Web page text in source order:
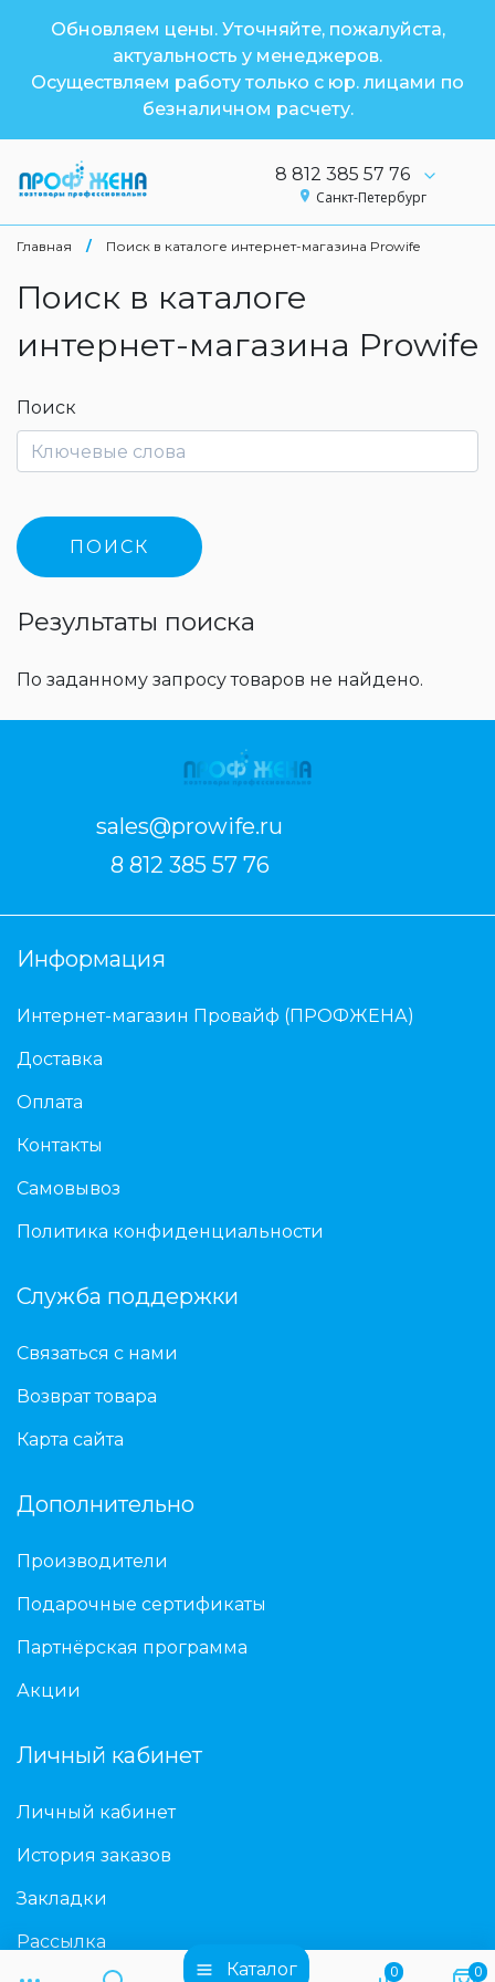
Обновляем цены. Уточняйте, пожалуйста,
актуальность у менеджеров.
Осуществляем работу только с юр. лицами по
безналичном расчету.
8 812 385 57 76
Санкт-Петербург
Каталог 0 0
Главная / Поиск в каталоге интернет-магазина Prowife
Поиск в каталоге
интернет-магазина Prowife
Поиск
Результаты поиска
По заданному запросу товаров не найдено.
sales@prowife.ru
8 812 385 57 76
Информация
Интернет-магазин Провайф (ПРОФЖЕНА)
Доставка
Оплата
Контакты
Самовывоз
Политика конфиденциальности
Служба поддержки
Связаться с нами
Возврат товара
Карта сайта
Дополнительно
Производители
Подарочные сертификаты
Партнёрская программа
Акции
Личный кабинет
Личный кабинет
История заказов
Закладки
Рассылка